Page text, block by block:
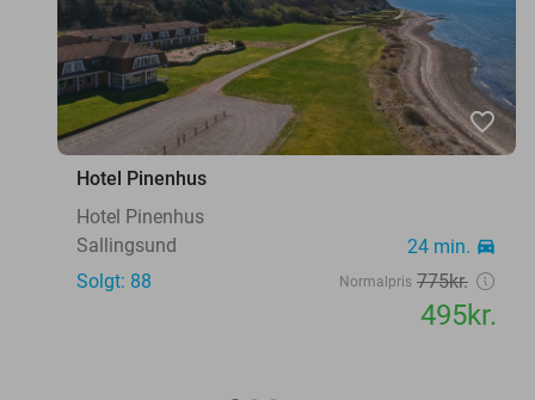
favorite_border
Hotel Pinenhus
Hotel Pinenhus
Sallingsund
24 min. directions_car
Solgt: 88 Normalpris 775kr.
495kr.